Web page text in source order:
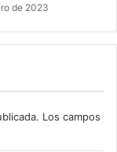
de 2023
Los campos